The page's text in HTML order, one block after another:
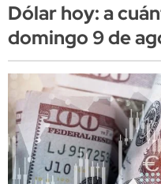
Dólar hoy: a
domingo 9 de